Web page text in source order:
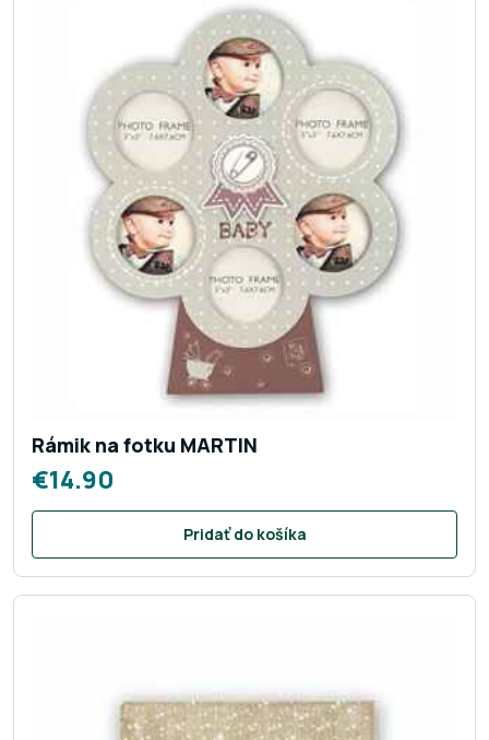
Rámik na fotku MARTIN
€14.90
Pridať do košíka